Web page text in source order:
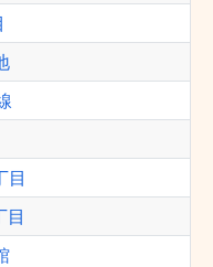
目
目